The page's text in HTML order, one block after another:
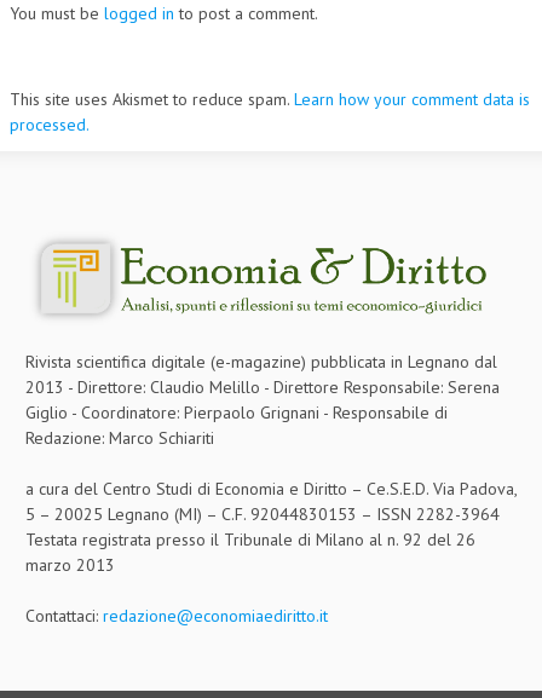
You must be logged in to post a comment.
This site uses Akismet to reduce spam. Learn how your comment data is
processed.
Rivista scientifica digitale (e-magazine) pubblicata in Legnano dal
2013 - Direttore: Claudio Melillo - Direttore Responsabile: Serena
Giglio - Coordinatore: Pierpaolo Grignani - Responsabile di
Redazione: Marco Schiariti
a cura del Centro Studi di Economia e Diritto – Ce.S.E.D. Via Padova,
5 – 20025 Legnano (MI) – C.F. 92044830153 – ISSN 2282-3964
Testata registrata presso il Tribunale di Milano al n. 92 del 26
marzo 2013
Contattaci: redazione@economiaediritto.it